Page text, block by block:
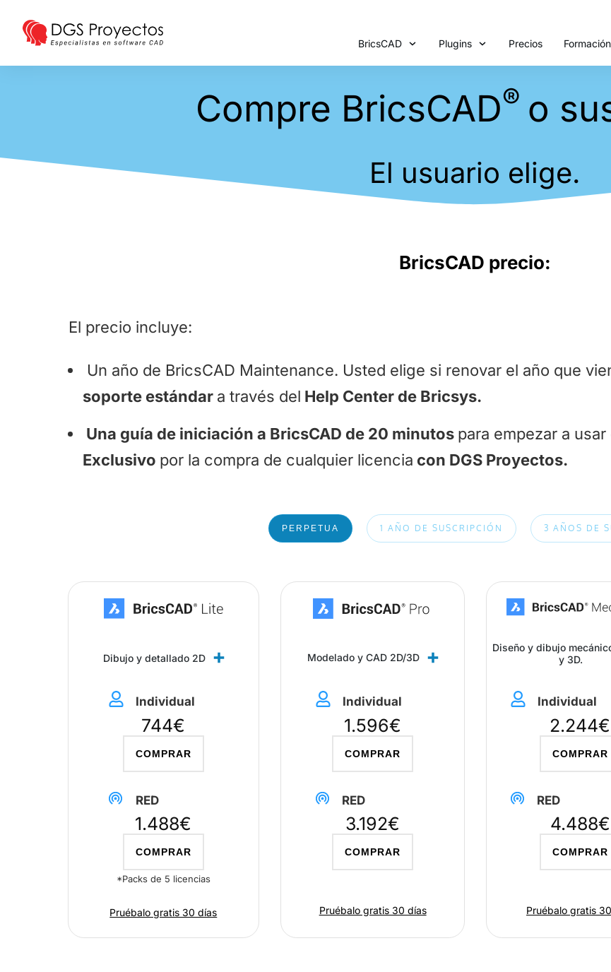
BricsCAD Plugins Precios Formación
Compre BricsCAD® o
El usuario elige.
BricsCAD precio:
El precio incluye:
Un año de BricsCAD Maintenance. Usted elige si renovar el año que
soporte estándar a través del Help Center de Bricsys.
Una guía de iniciación a BricsCAD de 20 minutos para empezar a
Exclusivo por la compra de cualquier licencia con DGS Proyectos.
PERPETUA 1 AÑO DE SUSCRIPCIÓN 3 AÑOS DE
Dibujo y detallado 2D
Individual
744€
COMPRAR
RED
1.488€
COMPRAR
*Packs de 5 licencias
Pruébalo gratis 30 días
Modelado y CAD 2D/3D
Individual
1.596€
COMPRAR
RED
3.192€
COMPRAR
Pruébalo gratis 30 días
Diseño y dibujo
y 3D.
Individual
2.244€
COMPRAR
RED
4.488€
COMPRAR
Pruébalo gratis